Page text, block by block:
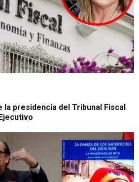
la presidencia del Tribunal Fiscal